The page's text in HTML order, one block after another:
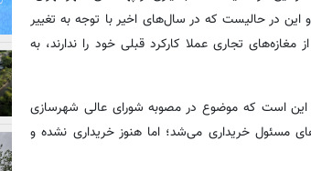
این در حالیست که در سال‌های اخیر با توجه به تغییر
تجاری عملا کارکرد قبلی خود را ندارند، به
این است که موضوع در مصوبه شورای عالی شهرسازی
مسئول خریداری می‌شد؛ اما هنوز خریداری نشده و